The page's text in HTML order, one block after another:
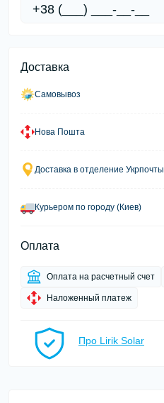
Доставка
Самовывоз
Нова Пошта
Доставка в отделение Укрпочты
Курьером по городу (Киев)
Оплата
Оплата на расчетный счет
Наложенный платеж
Про Lirik Solar